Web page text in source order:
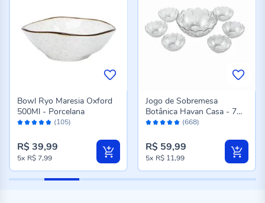
Avaliação: (105)
Bowl Ryo Maresia Oxford
500Ml - Porcelana
R$ 39,99
5x R$ 7,99
Avaliação: (668)
Jogo de Sobremesa
Botânica Havan Casa - 7
Peças
R$ 59,99
5x R$ 11,99